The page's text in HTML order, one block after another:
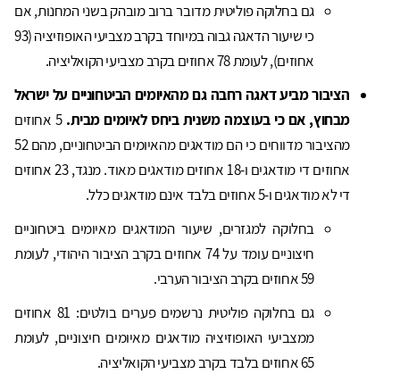
גם בחלוקה פוליטית מדובר ברוב מובהק בשני המחנות, אם
כי שיעור הדאגה גבוה במיוחד בקרב מצביעי האופוזיציה (93
אחוזים), לעומת 78 אחוזים בקרב מצביעי הקואליציה.
הציבור מביע דאגה רחבה גם מהאיומים הביטחוניים על ישראל
מבחוץ, אם כי בעוצמה משנית ביחס לאיומים מבית. 5 אחוזים
מהציבור מדווחים כי הם מודאגים מהאיומים הביטחוניים, מהם 52
אחוזים די מודאגים ו-18 אחוזים מודאגים מאוד. מנגד, 23 אחוזים
די לא מודאגים ו-5 אחוזים בלבד אינם מודאגים כלל.
בחלוקה למגזרים, שיעור המודאגים מאיומים ביטחוניים
חיצוניים עומד על 74 אחוזים בקרב הציבור היהודי, לעומת
59 אחוזים בקרב הציבור הערבי.
גם בחלוקה פוליטית נרשמים פערים בולטים: 81 אחוזים
ממצביעי האופוזיציה מודאגים מאיומים חיצוניים, לעומת
65 אחוזים בלבד בקרב מצביעי הקואליציה.